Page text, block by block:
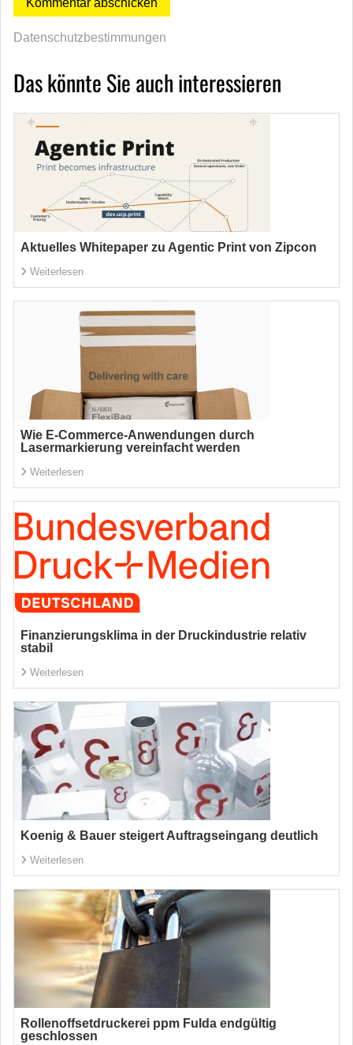
Datenschutzbestimmungen
Das könnte Sie auch interessieren
Aktuelles Whitepaper zu Agentic Print von Zipcon
Weiterlesen
Wie E-Commerce-Anwendungen durch
Lasermarkierung vereinfacht werden
Weiterlesen
Finanzierungsklima in der Druckindustrie relativ
stabil
Weiterlesen
Koenig & Bauer steigert Auftragseingang deutlich
Weiterlesen
Rollenoffsetdruckerei ppm Fulda endgültig
geschlossen